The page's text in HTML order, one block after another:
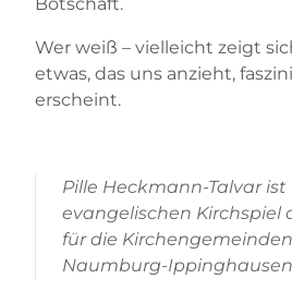
Wer weiß – vielleicht zeigt
etwas, das uns anzieht,
erscheint.
Pille Heckmann-Talvar ist
evangelischen Kirchspiel
für die
Naumburg-